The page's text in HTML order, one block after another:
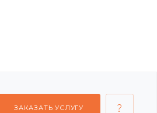
ЗАКАЗАТЬ УСЛУГУ